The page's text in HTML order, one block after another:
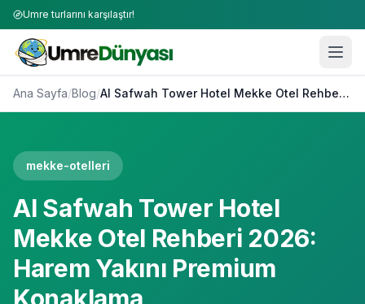
Umre turlarını karşılaştır!
Ana Sayfa/Blog/ Al Safwah Tower Hotel Mekke Otel Rehberi 2026: Harem Yakını Premium Konaklama
mekke-otelleri
Al Safwah Tower Hotel
Mekke Otel Rehberi 2026:
Harem Yakını Premium